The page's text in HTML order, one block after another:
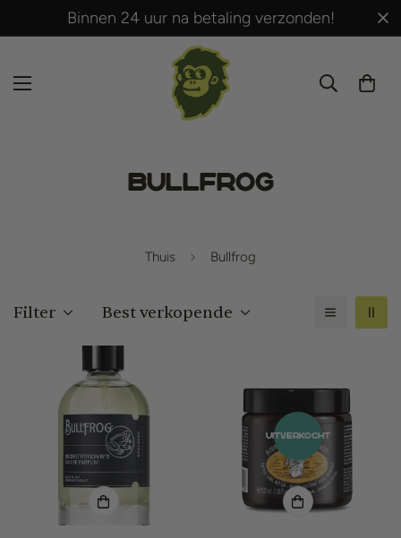
Binnen 24 uur na betaling verzonden!
Bullfrog
Thuis Bullfrog
Filter Best verkopende
UITVERKOCHT